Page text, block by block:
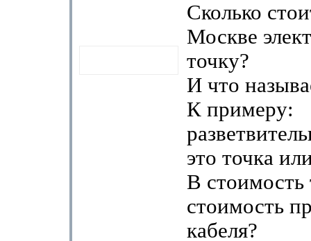
Сколько
Москве
точку?
И что
К примеру:
это точка
В стоимость
стоимость
кабеля?